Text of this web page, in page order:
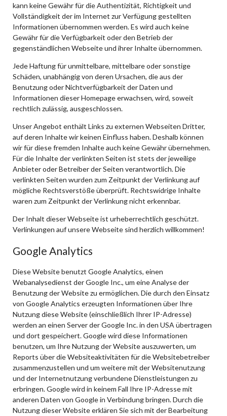
kann keine Gewähr für die Authentizität, Richtigkeit und
Vollständigkeit der im Internet zur Verfügung gestellten
Informationen übernommen werden. Es wird auch keine
Gewähr für die Verfügbarkeit oder den Betrieb der
gegenständlichen Webseite und ihrer Inhalte übernommen.
Jede Haftung für unmittelbare, mittelbare oder sonstige
Schäden, unabhängig von deren Ursachen, die aus der
Benutzung oder Nichtverfügbarkeit der Daten und
Informationen dieser Homepage erwachsen, wird, soweit
rechtlich zulässig, ausgeschlossen.
Unser Angebot enthält Links zu externen Webseiten Dritter,
auf deren Inhalte wir keinen Einfluss haben. Deshalb können
wir für diese fremden Inhalte auch keine Gewähr übernehmen.
Für die Inhalte der verlinkten Seiten ist stets der jeweilige
Anbieter oder Betreiber der Seiten verantwortlich. Die
verlinkten Seiten wurden zum Zeitpunkt der Verlinkung auf
mögliche Rechtsverstöße überprüft. Rechtswidrige Inhalte
waren zum Zeitpunkt der Verlinkung nicht erkennbar.
Der Inhalt dieser Webseite ist urheberrechtlich geschützt.
Verlinkungen auf unsere Webseite sind herzlich willkommen!
Google Analytics
Diese Website benutzt Google Analytics, einen
Webanalysedienst der Google Inc., um eine Analyse der
Benutzung der Website zu ermöglichen. Die durch den Einsatz
von Google Analytics erzeugten Informationen über Ihre
Nutzung diese Website (einschließlich Ihrer IP-Adresse)
werden an einen Server der Google Inc. in den USA übertragen
und dort gespeichert. Google wird diese Informationen
benutzen, um Ihre Nutzung der Website auszuwerten, um
Reports über die Websiteaktivitäten für die Websitebetreiber
zusammenzustellen und um weitere mit der Websitenutzung
und der Internetnutzung verbundene Dienstleistungen zu
erbringen. Google wird in keinem Fall Ihre IP-Adresse mit
anderen Daten von Google in Verbindung bringen. Durch die
Nutzung dieser Website erklären Sie sich mit der Bearbeitung